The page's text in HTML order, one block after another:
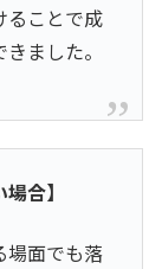
ることで成
ました。
合】
場面でも落